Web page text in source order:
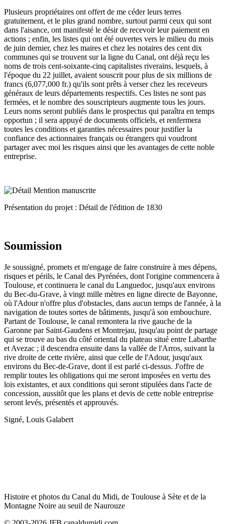
Plusieurs propriétaires ont offert de me céder leurs terres
gratuitement, et le plus grand nombre, surtout parmi ceux qui sont
dans l'aisance, ont manifesté le désir de recevoir leur paiement en
actions ; enfin, les listes qui ont été ouvertes vers le milieu du mois
de juin dernier, chez les maires et chez les notaires des cent dix
communes qui se trouvent sur la ligne du Canal, ont déjà reçu les
noms de trois cent-soixante-cinq capitalistes riverains, lesquels, à
l'époque du 22 juillet, avaient souscrit pour plus de six millions de
francs (6,077,000 fr.) qu'ils sont prêts à verser chez les receveurs
généraux de leurs départements respectifs. Ces listes ne sont pas
fermées, et le nombre des souscripteurs augmente tous les jours.
Leurs noms seront publiés dans le prospectus qui paraîtra en temps
opportun ; il sera appuyé de documents officiels, et renfermera
toutes les conditions et garanties nécessaires pour justifier la
confiance des actionnaires français ou étrangers qui voudront
partager avec moi les risques ainsi que les avantages de cette noble
entreprise.
Présentation du projet : Détail de l'édition de 1830
Soumission
Je soussigné, promets et m'engage de faire construire à mes dépens,
risques et périls, le Canal des Pyrénées, dont l'origine commencera à
Toulouse, et continuera le canal du Languedoc, jusqu'aux environs
du Bec-du-Grave, à vingt mille mètres en ligne directe de Bayonne,
où l'Adour n'offre plus d'obstacles, dans aucun temps de l'année, à la
navigation de toutes sortes de bâtiments, jusqu'à son embouchure.
Partant de Toulouse, le canal remontera la rive gauche de la
Garonne par Saint-Gaudens et Montrejau, jusqu'au point de partage
qui se trouve au bas du côté oriental du plateau situé entre Labarthe
et Avezac ; il descendra ensuite dans la vallée de l'Arros, suivant la
rive droite de cette rivière, ainsi que celle de l'Adour, jusqu'aux
environs du Bec-de-Grave, dont il est parlé ci-dessus. J'offre de
remplir toutes les obligations qui me seront imposées en vertu des
lois existantes, et aux conditions qui seront stipulées dans l'acte de
concession, aussitôt que les plans et devis de cette noble entreprise
seront levés, présentés et approuvés.
Signé, Louis Galabert
Histoire et photos du Canal du Midi, de Toulouse à Sète et de la
Montagne Noire au seuil de Naurouze